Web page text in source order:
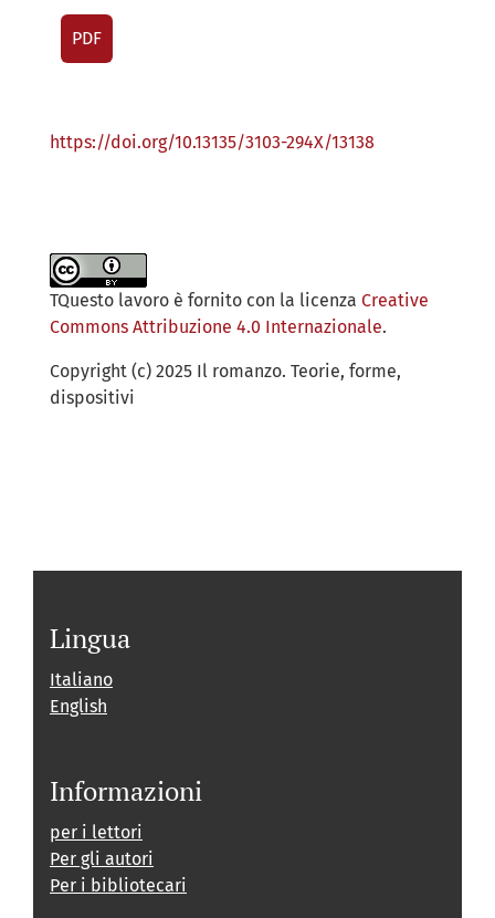
PDF
https://doi.org/10.13135/3103-294X/13138
TQuesto lavoro è fornito con la licenza Creative
Commons Attribuzione 4.0 Internazionale.
Copyright (c) 2025 Il romanzo. Teorie, forme,
dispositivi
Lingua
Italiano
English
Informazioni
per i lettori
Per gli autori
Per i bibliotecari